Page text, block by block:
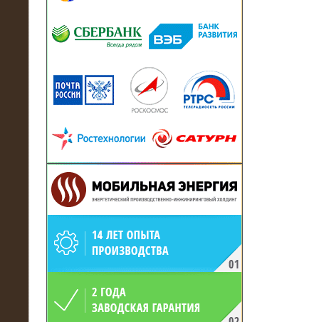
Активно-реактивные нагрузочные
модули 15 МВт (21,5 МВА) На Кубок
конфедераций
произведён высоковольтный
нагрузочный комплекс 24 МВт с
напряжением 6/10 кВ